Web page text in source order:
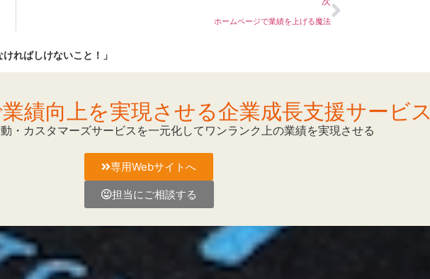
ホームページで業績を上げる魔法
ればしけないこと！」
績向上を実現させる企業成長支援サービス
・カスタマーズサービスを一元化してワンランク上の業績を実現させる
専用Webサイトへ
担当にご相談する